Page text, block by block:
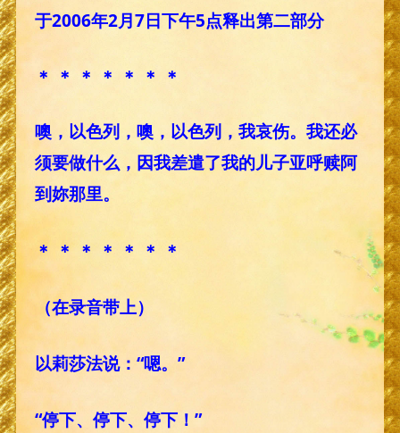
于2006年2月7日下午5点释出第二部分
＊ ＊ ＊ ＊ ＊ ＊ ＊
噢，以色列，噢，以色列，我哀伤。我还必
须要做什么，因我差遣了我的儿子亚呼赎阿
到妳那里。
＊ ＊ ＊ ＊ ＊ ＊ ＊
（在录音带上）
以莉莎法说：“嗯。”
“停下、停下、停下！”